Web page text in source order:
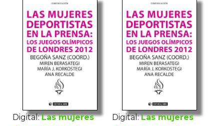
Digital: Las mujeres
Digital: Las mujeres